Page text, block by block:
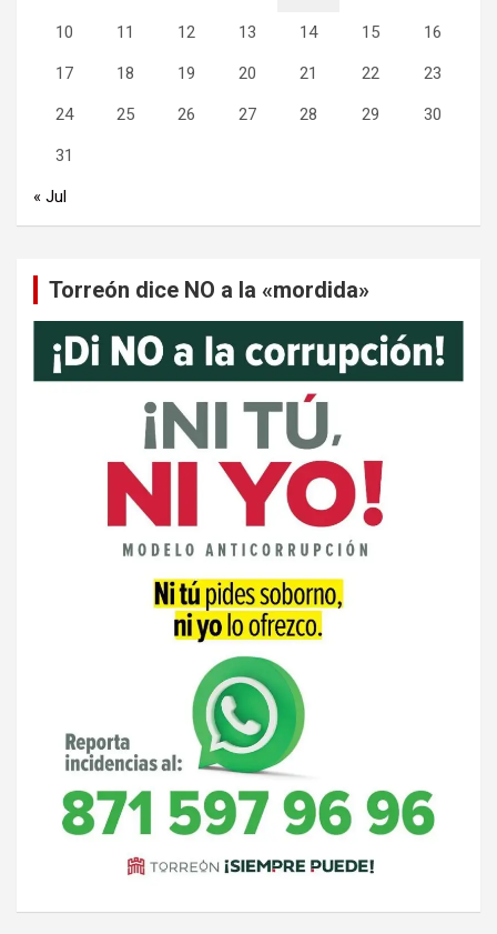
10 11 12 13 14 15 16
17 18 19 20 21 22 23
24 25 26 27 28 29 30
31
« Jul
Torreón dice NO a la «mordida»